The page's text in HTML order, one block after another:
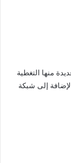
منها التغطية
إلى شبكة